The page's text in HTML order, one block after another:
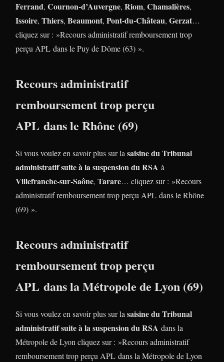
Ferrand, Cournon-d’Auvergne, Riom, Chamalières,
Issoire, Thiers, Beaumont, Pont-du-Château, Gerzat…
cliquez sur : »Recours administratif remboursement trop
perçu APL dans le Puy de Dôme (63) ».
Recours administratif
remboursement trop perçu
APL dans le Rhône (69)
Si vous voulez en savoir plus sur lasaisine du Tribunal
administratif suite à la suspension du RSA à
Villefranche-sur-Saône, Tarare… cliquez sur : »Recours
administratif remboursement trop perçu APL dans le Rhône
(69) ».
Recours administratif
remboursement trop perçu
APL dans la Métropole de Lyon (69)
Si vous voulez en savoir plus sur lasaisine du Tribunal
administratif suite à la suspension du RSA dans la
Métropole de Lyon cliquez sur : »Recours administratif
remboursement trop perçu APL dans la Métropole de Lyon